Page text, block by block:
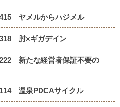
ヤメルからハジメル
肘×ギガデイン
新たな経営者保証不要の
温泉PDCAサイクル